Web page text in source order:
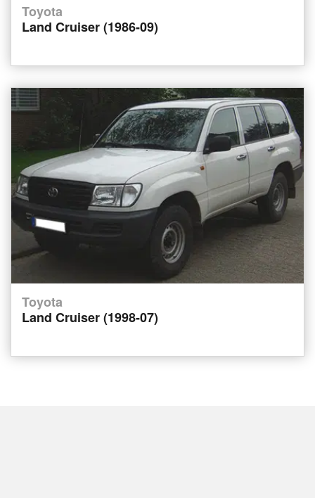
Toyota
Land Cruiser (1986-09)
Toyota
Land Cruiser (1998-07)